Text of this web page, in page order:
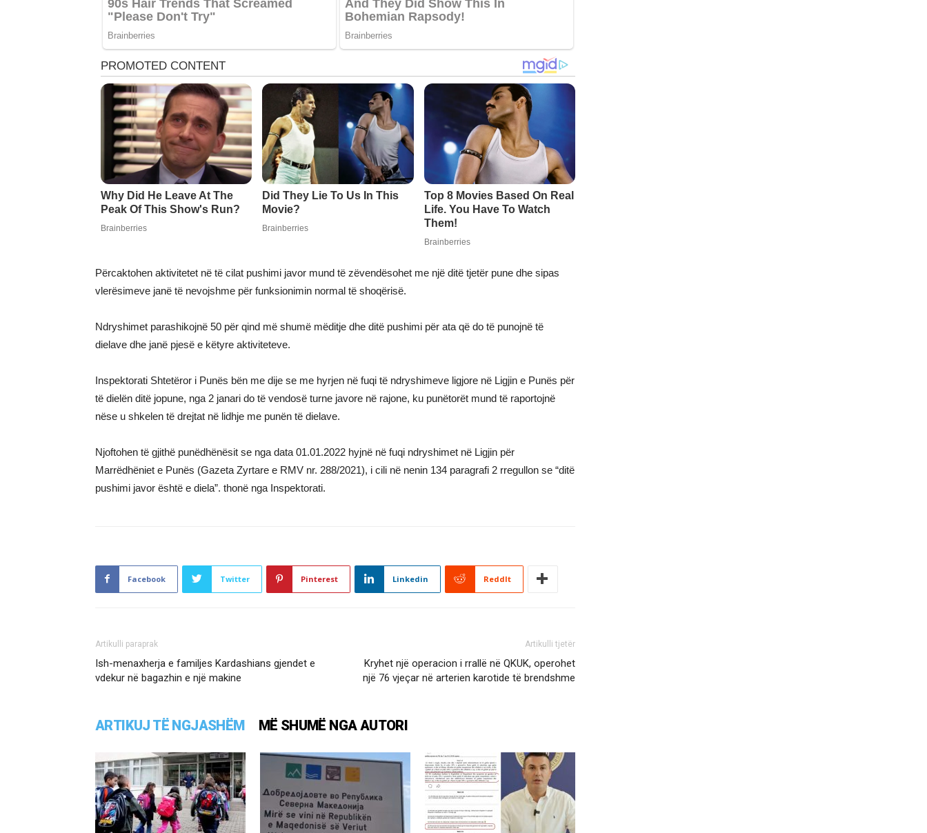
Përcaktohen aktivitetet në të cilat pushimi javor mund të zëvendësohet me një ditë tjetër pune dhe sipas
vlerësimeve janë të nevojshme për funksionimin normal të shoqërisë.
Ndryshimet parashikojnë 50 për qind më shumë mëditje dhe ditë pushimi për ata që do të punojnë të
dielave dhe janë pjesë e këtyre aktiviteteve.
Inspektorati Shtetëror i Punës bën me dije se me hyrjen në fuqi të ndryshimeve ligjore në Ligjin e Punës për
të dielën ditë jopune, nga 2 janari do të vendosë turne javore në rajone, ku punëtorët mund të raportojnë
nëse u shkelen të drejtat në lidhje me punën të dielave.
Njoftohen të gjithë punëdhënësit se nga data 01.01.2022 hyjnë në fuqi ndryshimet në Ligjin për
Marrëdhëniet e Punës (Gazeta Zyrtare e RMV nr. 288/2021), i cili në nenin 134 paragrafi 2 rregullon se “ditë
pushimi javor është e diela”. thonë nga Inspektorati.
Facebook Twitter Pinterest Linkedin ReddIt
Artikulli paraprak
Ish-menaxherja e familjes Kardashians gjendet e
vdekur në bagazhin e një makine
Artikulli tjetër
Kryhet një operacion i rrallë në QKUK, operohet
një 76 vjeçar në arterien karotide të brendshme
ARTIKUJ TË NGJASHËM MË SHUMË NGA AUTORI